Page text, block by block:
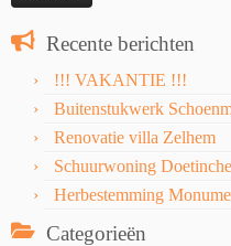
Recente berichten
!!! VAKANTIE !!!
Buitenstukwerk
Renovatie villa Zelhem
Schuurwoning
Herbestemming
Categorieën